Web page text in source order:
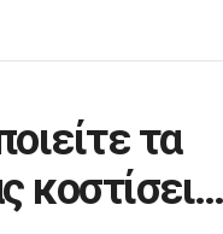
τα
κοστίσει…